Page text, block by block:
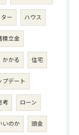
ー ハウス
積立金
かかる 住宅
プデート
考 ローン
いのか 頭金